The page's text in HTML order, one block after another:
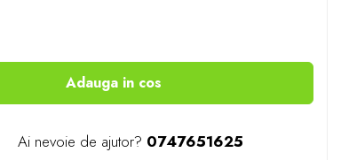
Adauga in cos
Ai nevoie de ajutor? 0747651625